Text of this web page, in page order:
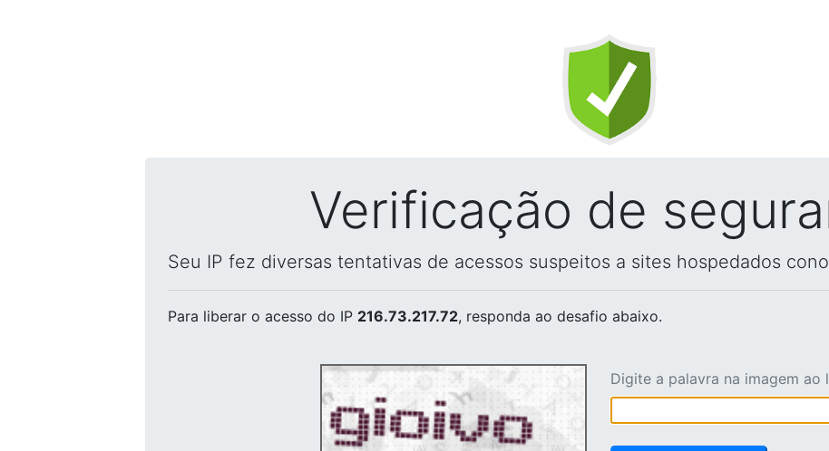
Verificação de
Seu IP fez diversas tentativas de acessos suspeitos a sites hospedados
Para liberar o acesso do IP 216.73.217.72, responda ao desafio abaixo.
Digite a palavra na imagem ao